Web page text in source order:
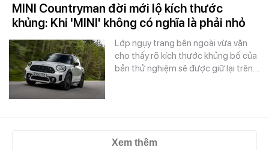
MINI Countryman đời mới lộ kích thước
khủng: Khi 'MINI' không có nghĩa là phải nhỏ
Lớp ngụy trang bên ngoài vừa vặn
cho thấy rõ kích thước khủng bố của
bản thử nghiệm sẽ được giữ lại trên…
Xem thêm